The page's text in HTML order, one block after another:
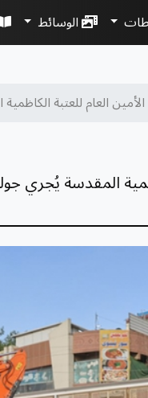
الوسائط
الأمين العام للعتبة
المقدسة